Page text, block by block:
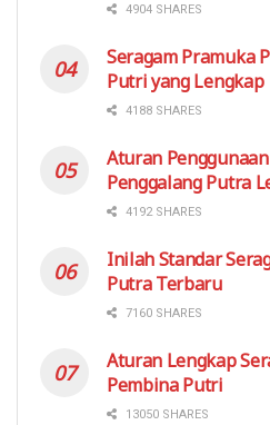
4904 SHARES
Seragam Pramuka
Putri yang Lengkap
4188 SHARES
Aturan
Penggalang Putra
4192 SHARES
Inilah Standar
Putra Terbaru
7160 SHARES
Aturan Lengkap
Pembina Putri
13050 SHARES